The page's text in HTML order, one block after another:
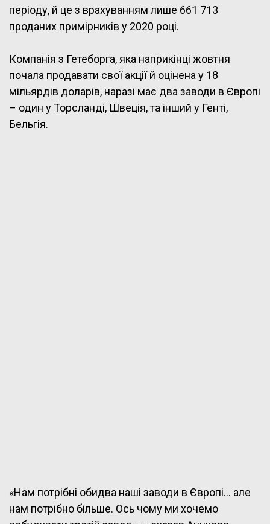
періоду, й це з врахуванням лише 661 713
проданих примірників у 2020 році.
Компанія з Гетеборга, яка наприкінці жовтня
почала продавати свої акції й оцінена у 18
мільярдів доларів, наразі має два заводи в Європі
– один у Торсланді, Швеція, та інший у Генті,
Бельгія.
«Нам потрібні обидва наші заводи в Європі… але
нам потрібно більше. Ось чому ми хочемо